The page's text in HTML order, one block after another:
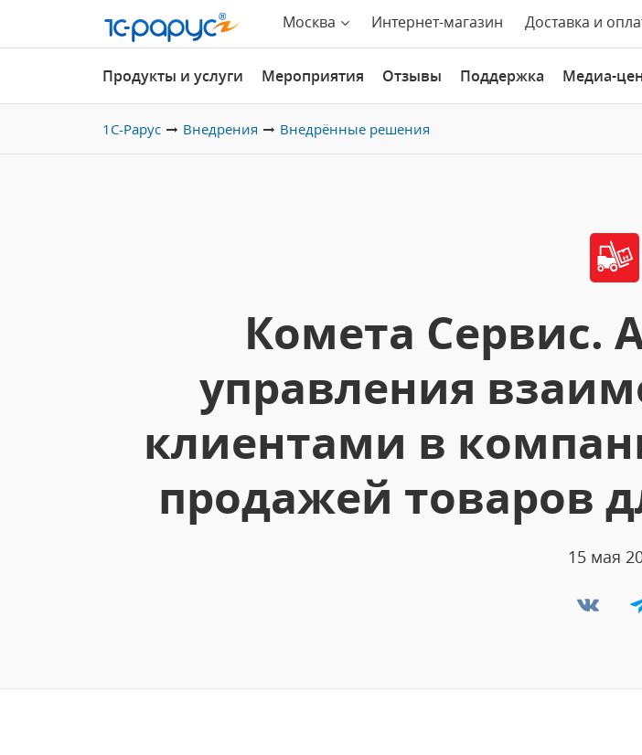
Москва Интернет-магазин Доставка и
Продукты и услуги Мероприятия Отзывы Поддержка Медиа-
1С-Рарус Внедрения Внедрённые решения
Комета Сервис.
управления
клиентами в
продажей товаров
15 мая